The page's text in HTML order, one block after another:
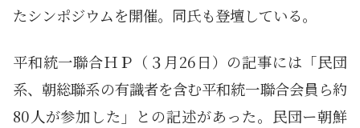
たシンポジウムを開催。同氏も登壇している。
平和統一聯合ＨＰ（３月26日）の記事には「民団
系、朝総聯系の有識者を含む平和統一聯合会員ら約
80人が参加した」との記述があった。民団ー朝鮮